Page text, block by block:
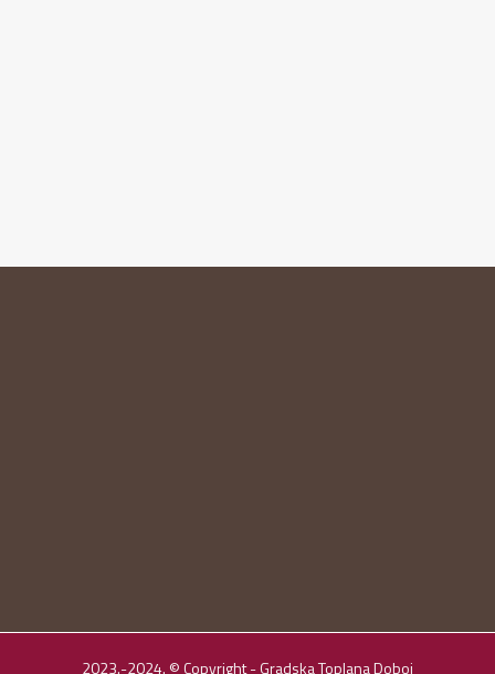
2023.-2024. © Copyright - Gradska Toplana Doboj